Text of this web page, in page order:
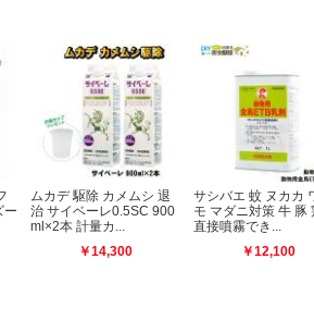
ムカデ 駆除 カメムシ 退
治 サイベーレ0.5SC 900
ml×2本 計量カ...
￥14,300
サシバエ 蚊 ヌカカ ワク
モ マダニ対策 牛 豚 鶏に
直接噴霧でき...
￥12,100